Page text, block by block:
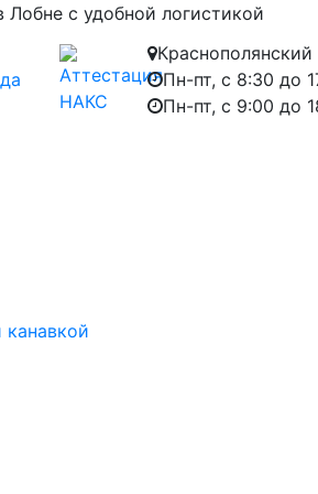
с удобной логистикой
Пн-пт, с 8:30 до
Пн-пт, с 9:00 до